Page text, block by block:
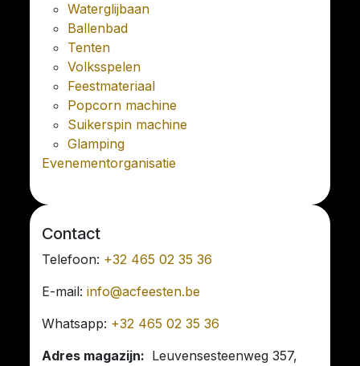
Waterglijbaan
Ballenbad
Tenten
Volksspelen
Feestmateriaal
Popcorn machine
Suikerspin machine
Glamping
Evenementorganisatie
Contact
Telefoon: +32 465 02 35 36
E-mail:info@acfeesten.be
Whatsapp: +32 465 02 35 36
Adres magazijn: Leuvensesteenweg 357,